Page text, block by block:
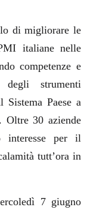
di migliorare le
italiane nelle
competenze e
degli strumenti
Sistema Paese a
Oltre 30 aziende
interesse per il
tutt’ora in
7 giugno